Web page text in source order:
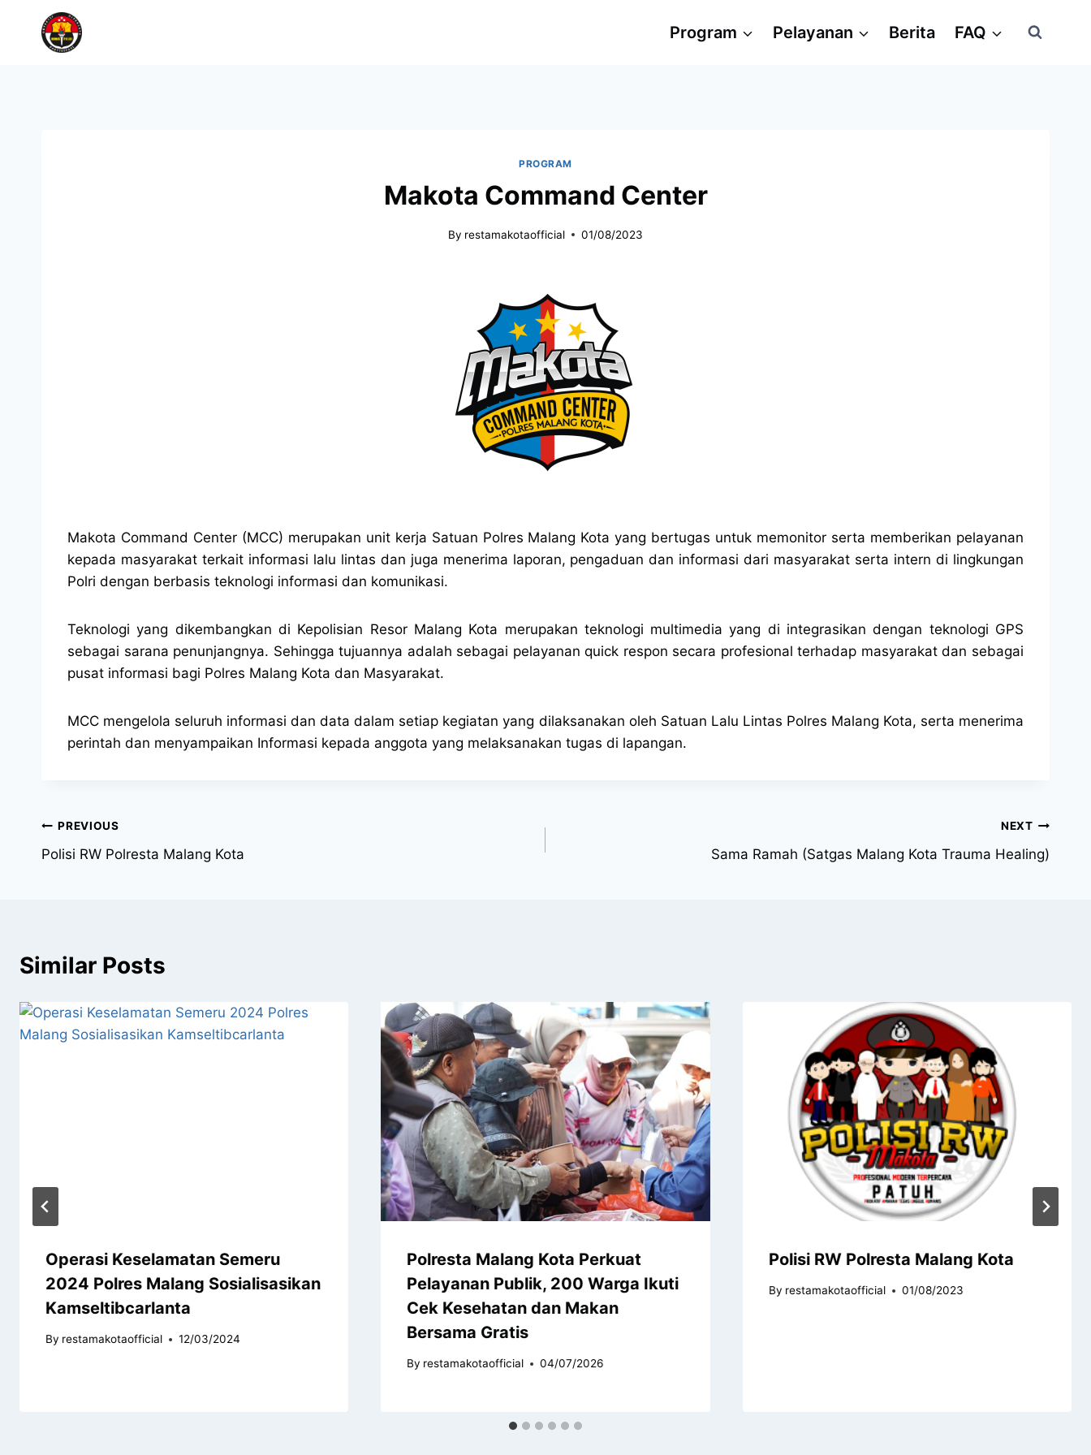
Program Pelayanan Berita FAQ
PROGRAM
Makota Command Center
By restamakotaofficial 01/08/2023
Makota Command Center (MCC) merupakan unit kerja Satuan Polres Malang Kota yang bertugas untuk memonitor serta memberikan pelayanan
kepada masyarakat terkait informasi lalu lintas dan juga menerima laporan, pengaduan dan informasi dari masyarakat serta intern di lingkungan
Polri dengan berbasis teknologi informasi dan komunikasi.
Teknologi yang dikembangkan di Kepolisian Resor Malang Kota merupakan teknologi multimedia yang di integrasikan dengan teknologi GPS
sebagai sarana penunjangnya. Sehingga tujuannya adalah sebagai pelayanan quick respon secara profesional terhadap masyarakat dan sebagai
pusat informasi bagi Polres Malang Kota dan Masyarakat.
MCC mengelola seluruh informasi dan data dalam setiap kegiatan yang dilaksanakan oleh Satuan Lalu Lintas Polres Malang Kota, serta menerima
perintah dan menyampaikan Informasi kepada anggota yang melaksanakan tugas di lapangan.
PREVIOUS
Polisi RW Polresta Malang Kota
NEXT
Sama Ramah (Satgas Malang Kota Trauma Healing)
Similar Posts
Operasi Keselamatan Semeru
2024 Polres Malang Sosialisasikan
Kamseltibcarlanta
By restamakotaofficial 12/03/2024
Polresta Malang Kota Perkuat
Pelayanan Publik, 200 Warga Ikuti
Cek Kesehatan dan Makan
Bersama Gratis
By restamakotaofficial 04/07/2026
Polisi RW Polresta Malang Kota
By restamakotaofficial 01/08/2023